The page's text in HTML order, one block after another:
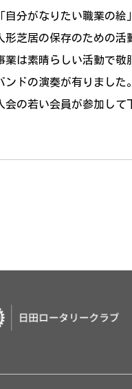
自分がなりたい職業の
形芝居の保存のための活
業は素晴らしい活動で
ンドの演奏が有りました
会の若い会員が参加し